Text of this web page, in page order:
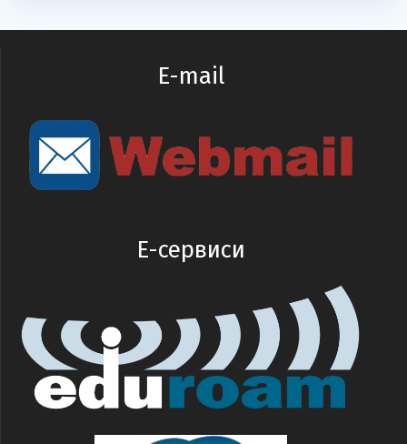
E-mail
E-сервиси